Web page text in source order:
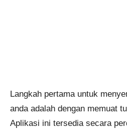
Langkah pertama untuk
anda adalah dengan memuat
Aplikasi ini tersedia secara